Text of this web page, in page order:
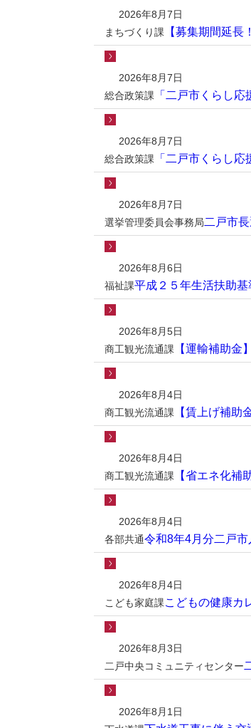
2026年8月7日
まちづくり課 【募集期間延
2026年8月7日
総合政策課 「二戸市くらし
2026年8月7日
総合政策課 「二戸市くらし
2026年8月7日
選挙管理委員会事務局二戸市
2026年8月6日
福祉課平成２５年生活扶助
2026年8月5日
商工観光流通課 【運輸補助金
2026年8月4日
商工観光流通課 【賃上げ補助
2026年8月4日
商工観光流通課 【省エネ化補
2026年8月4日
各部共通令和8年4月分二戸
2026年8月4日
こども家庭課こどもの健康カ
2026年8月3日
二戸中央コミュニティセンター
2026年8月1日